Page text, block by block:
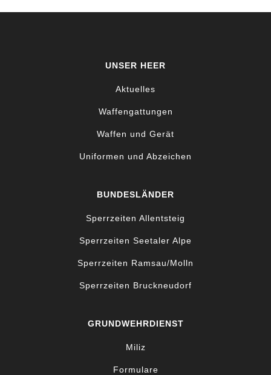
UNSER HEER
Aktuelles
Waffengattungen
Waffen und Gerät
Uniformen und Abzeichen
BUNDESLÄNDER
Sperrzeiten Allentsteig
Sperrzeiten Seetaler Alpe
Sperrzeiten Ramsau/Molln
Sperrzeiten Bruckneudorf
GRUNDWEHRDIENST
Miliz
Formulare